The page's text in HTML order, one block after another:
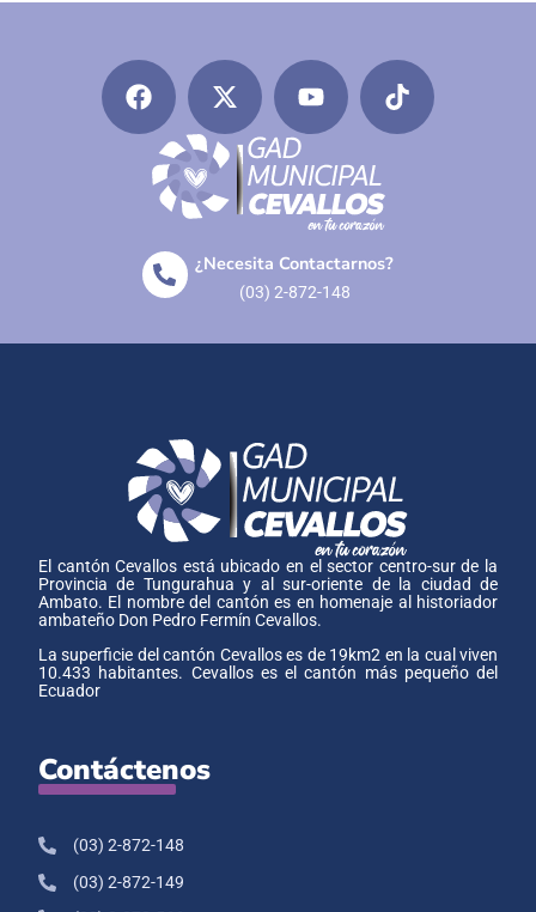
¿Necesita Contactarnos?
(03) 2-872-148
El cantón Cevallos está ubicado en el sector centro-sur de la
Provincia de Tungurahua y al sur-oriente de la ciudad de
Ambato. El nombre del cantón es en homenaje al historiador
ambateño Don Pedro Fermín Cevallos.
La superficie del cantón Cevallos es de 19km2 en la cual viven
10.433 habitantes. Cevallos es el cantón más pequeño del
Ecuador
Contáctenos
(03) 2-872-148
(03) 2-872-149